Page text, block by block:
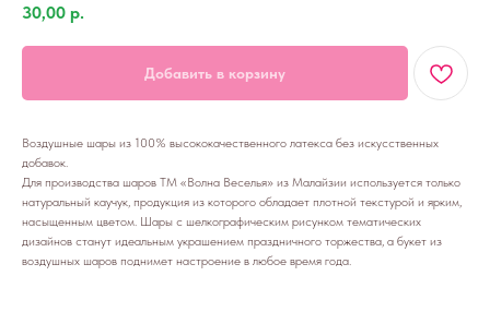
30,00 р.
Добавить в корзину
Воздушные шары из 100% высококачественного латекса без искусственных
добавок.
Для производства шаров ТМ «Волна Веселья» из Малайзии используется только
натуральный каучук, продукция из которого обладает плотной текстурой и ярким,
насыщенным цветом. Шары с шелкографическим рисунком тематических
дизайнов станут идеальным украшением праздничного торжества, а букет из
воздушных шаров поднимет настроение в любое время года.